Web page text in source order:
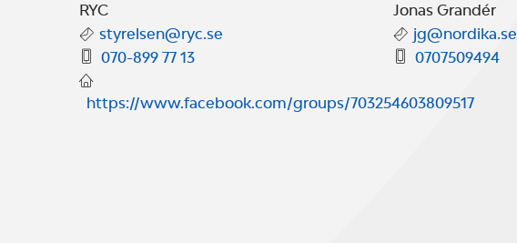
RYC
styrelsen@ryc.se
070-899 77 13
https://www.facebook.com/groups/703254603809517
Jonas Grandér
jg@nordika.se
0707509494